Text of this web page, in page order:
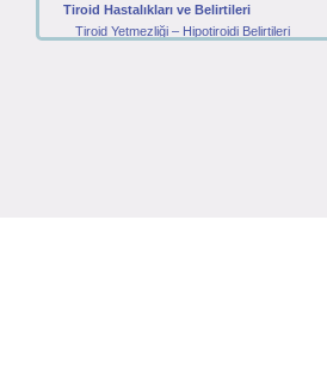
Tiroid Hastalıkları ve Belirtileri
Tiroid Yetmezliği – Hipotiroidi Belirtileri